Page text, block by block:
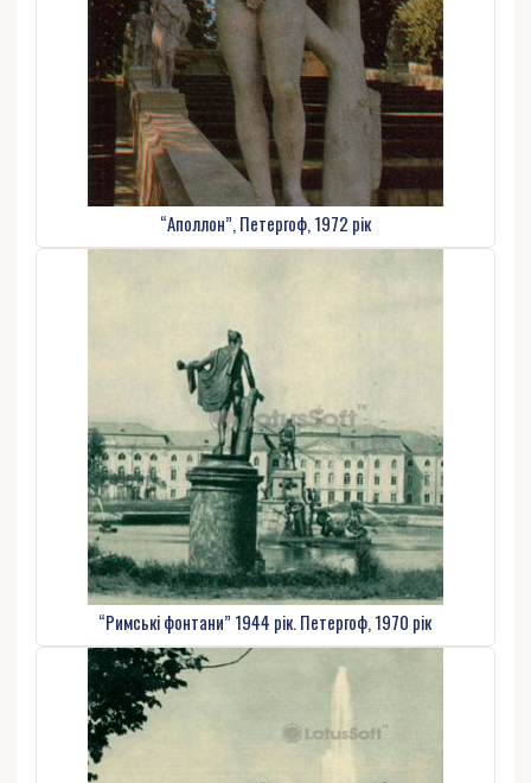
“Аполлон”, Петергоф, 1972 рік
“Римські фонтани” 1944 рік. Петергоф, 1970 рік